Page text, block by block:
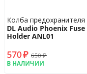
Колба предохранителя
DL Audio Phoenix Fuse
Holder ANL01
570₽ 650₽
В НАЛИЧИИ